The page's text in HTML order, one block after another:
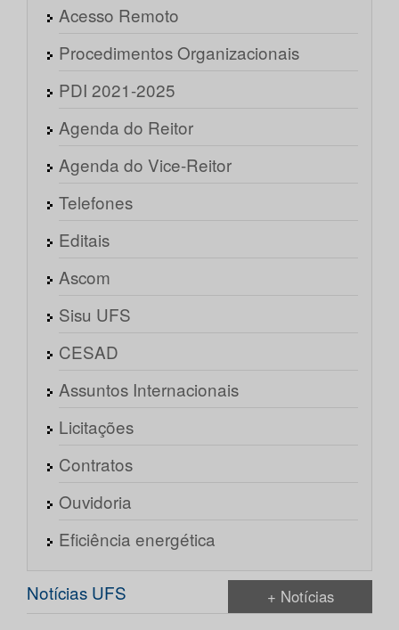
Acesso Remoto
Procedimentos Organizacionais
PDI 2021-2025
Agenda do Reitor
Agenda do Vice-Reitor
Telefones
Editais
Ascom
Sisu UFS
CESAD
Assuntos Internacionais
Licitações
Contratos
Ouvidoria
Eficiência energética
Notícias UFS + Notícias